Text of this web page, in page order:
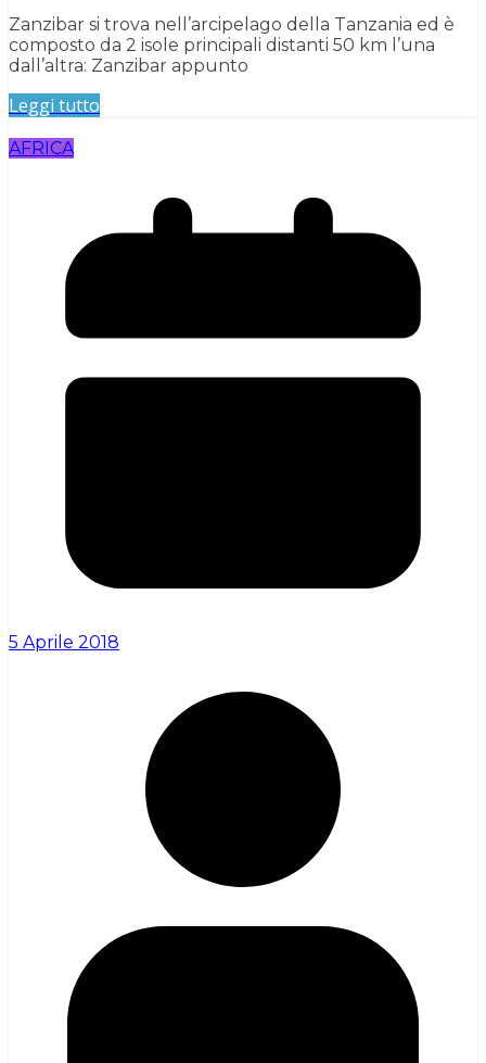
Zanzibar si trova nell’arcipelago della Tanzania ed è
composto da 2 isole principali distanti 50 km l’una
dall’altra: Zanzibar appunto
Leggi tutto
AFRICA
5 Aprile 2018